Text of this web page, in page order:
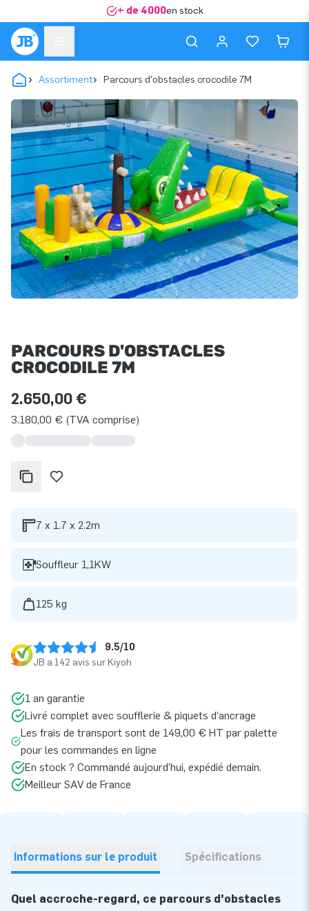
+ de 4000en stock
Assortiment Parcours d'obstacles crocodile 7M
PARCOURS D'OBSTACLES
CROCODILE 7M
2.650,00 €
3.180,00 € (TVA comprise)
7 x 1.7 x 2.2m
Souffleur 1,1KW
125 kg
9.5/10
JB a 142 avis sur Kiyoh
1 an garantie
Livré complet avec soufflerie & piquets d’ancrage
Les frais de transport sont de 149,00 € HT par palette
pour les commandes en ligne
En stock ? Commandé aujourd’hui, expédié demain.
Meilleur SAV de France
Informations sur le produit Spécifications
Quel accroche-regard, ce parcours d'obstacles